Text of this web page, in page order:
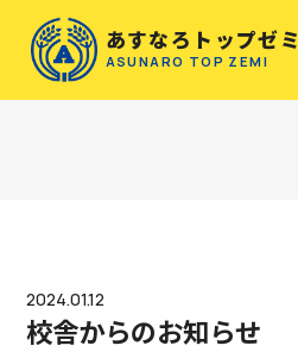
あすなろトップゼミ
ASUNARO TOP ZEMI
2024.01.12
校舎からのお知らせ